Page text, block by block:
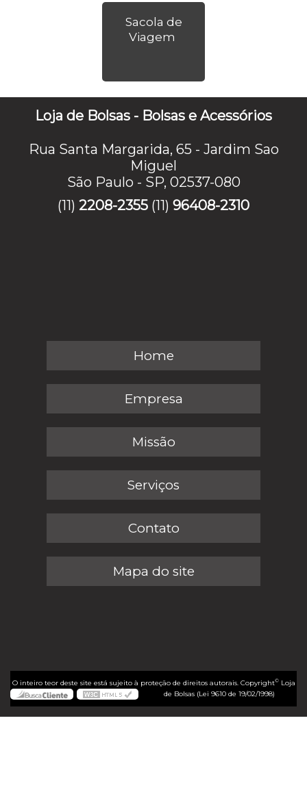
Sacola de
Viagem
Loja de Bolsas - Bolsas e Acessórios
Rua Santa Margarida, 65 - Jardim Sao
Miguel
São Paulo - SP, 02537-080
(11) 2208-2355 (11) 96408-2310
Home
Empresa
Missão
Serviços
Contato
Mapa do site
O inteiro teor deste site está sujeito à proteção de direitos autorais. Copyright©Loja
de Bolsas (Lei 9610 de 19/02/1998)